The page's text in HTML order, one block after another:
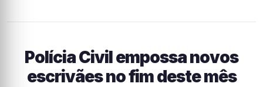
Polícia Civil empossa novos
escrivães no fim deste mês